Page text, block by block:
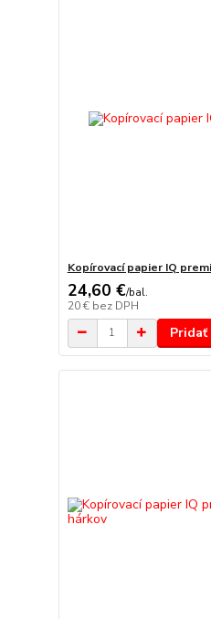
Kopírovací papier IQ
24,60 €/bal.
20 € bez DPH
Pridať